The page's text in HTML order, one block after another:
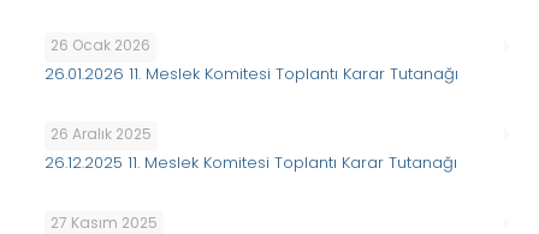
26 Ocak 2026
26.01.2026 11. Meslek Komitesi Toplantı Karar Tutanağı
26 Aralık 2025
26.12.2025 11. Meslek Komitesi Toplantı Karar Tutanağı
27 Kasım 2025